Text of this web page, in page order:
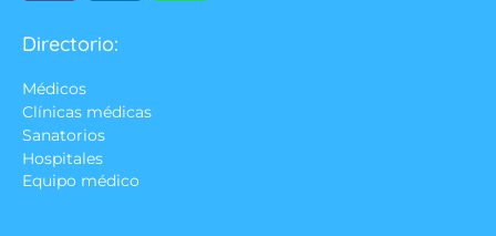
Directorio:
Médicos
Clínicas médicas
Sanatorios
Hospitales
Equipo médico